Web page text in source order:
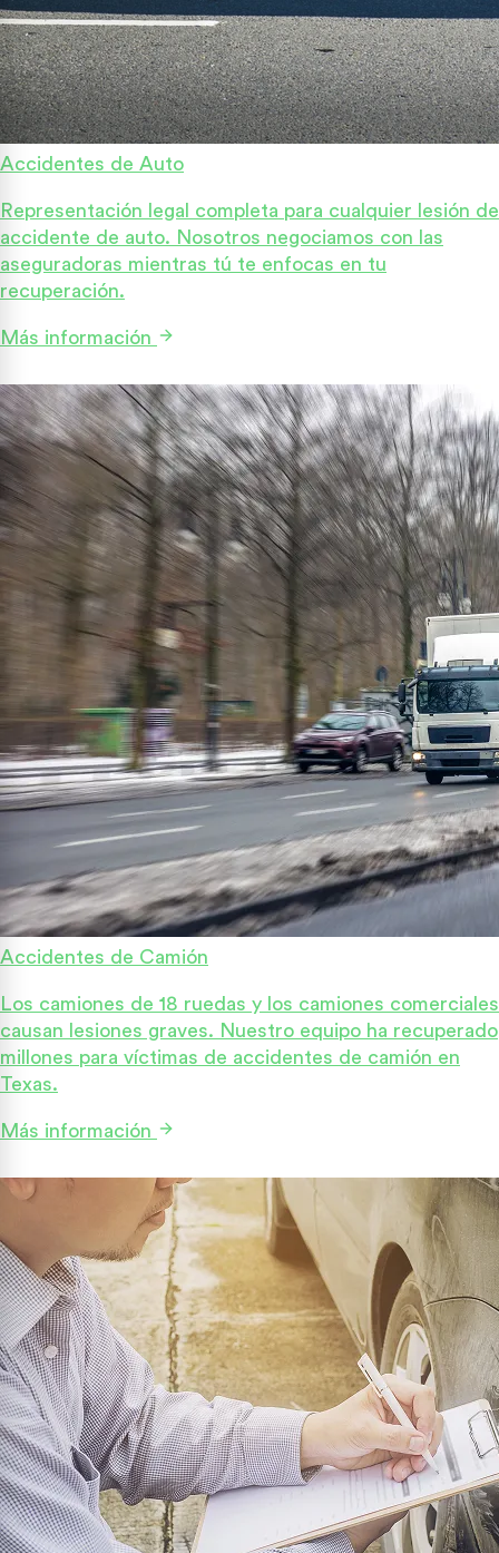
Accidentes de Auto
Representación legal completa para cualquier lesión de
accidente de auto. Nosotros negociamos con las
aseguradoras mientras tú te enfocas en tu
recuperación.
Más información
Accidentes de Camión
Los camiones de 18 ruedas y los camiones comerciales
causan lesiones graves. Nuestro equipo ha recuperado
millones para víctimas de accidentes de camión en
Texas.
Más información